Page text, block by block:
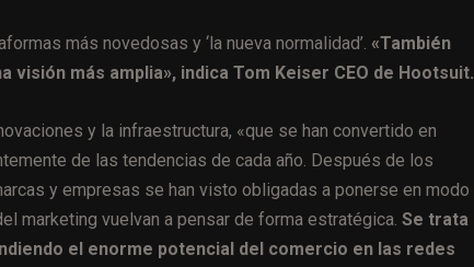
más novedosas y ‘la nueva normalidad’. «También
más amplia», indica Tom Keiser CEO de Hootsuit.
y la infraestructura, «que se han convertido en
de las tendencias de cada año. Después de los
y empresas se han visto obligadas a ponerse en modo
marketing vuelvan a pensar de forma estratégica. Se trata
el enorme potencial del comercio en las redes